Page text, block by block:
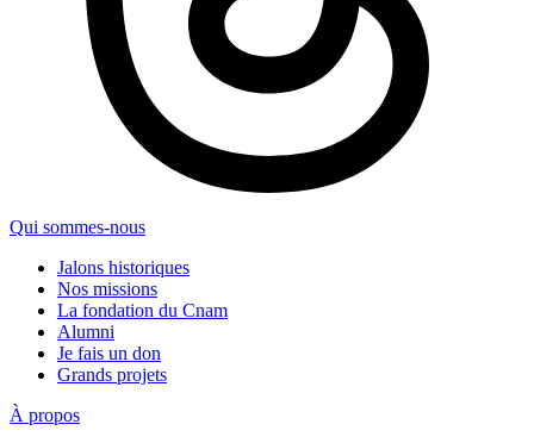
Qui sommes-nous
Jalons historiques
Nos missions
La fondation du Cnam
Alumni
Je fais un don
Grands projets
À propos